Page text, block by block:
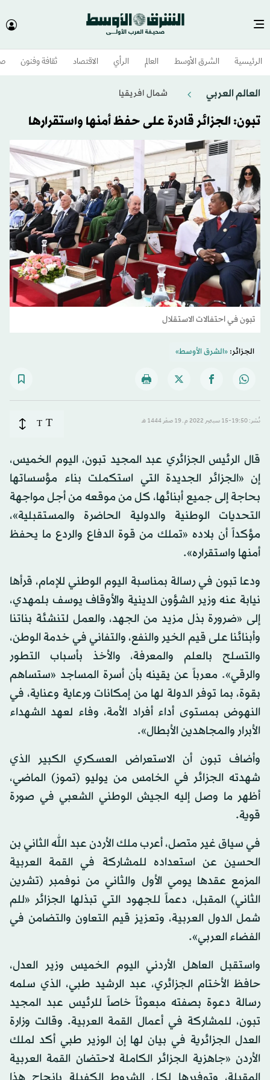
الرئيسية الشرق الأوسط​ العالم الرأي الاقتصاد ثقافة وفنون
العالم العربي شمال افريقيا
تبون: الجزائر قادرة على حفظ أمنها واستقرارها
تبون في احتفالات الاستقلال
الجزائر:«الشرق الأوسط»
نُشر: 19:50-15 سبتمبر 2022 م ـ 19 صفَر 1444 هـ T
T
قال الرئيس الجزائري عبد المجيد تبون، اليوم الخميس،
إن «الجزائر الجديدة التي استكملت بناء مؤسساتها
بحاجة إلى جميع أبنائها، كل من موقعه من أجل مواجهة
التحديات الوطنية والدولية الحاضرة والمستقبلية»،
مؤكداً أن بلاده «تملك من قوة الدفاع والردع ما يحفظ
أمنها واستقراره».
ودعا تبون في رسالة بمناسبة اليوم الوطني للإمام، قرأها
نيابة عنه وزير الشؤون الدينية والأوقاف يوسف بلمهدي،
إلى «ضرورة بذل مزيد من الجهد، والعمل لتنشئة بناتنا
وأبنائنا على قيم الخير والنفع، والتفاني في خدمة الوطن،
والتسلح بالعلم والمعرفة، والأخذ بأسباب التطور
والرقي». معرباً عن يقينه بأن أسرة المساجد «ستساهم
بقوة، بما توفر الدولة لها من إمكانات ورعاية وعناية، في
النهوض بمستوى أداء أفراد الأمة، وفاء لعهد الشهداء
الأبرار والمجاهدين الأبطال».
وأضاف تبون أن الاستعراض العسكري الكبير الذي
شهدته الجزائر في الخامس من يوليو (تموز) الماضي،
أظهر ما وصل إليه الجيش الوطني الشعبي في صورة
قوية.
في سياق غير متصل، أعرب ملك الأردن عبد الله الثاني بن
الحسين عن استعداده للمشاركة في القمة العربية
المزمع عقدها يومي الأول والثاني من نوفمبر (تشرين
الثاني) المقبل، دعماً للجهود التي تبذلها الجزائر «للم
شمل الدول العربية، وتعزيز قيم التعاون والتضامن في
الفضاء العربي».
واستقبل العاهل الأردني اليوم الخميس وزير العدل،
حافظ الأختام الجزائري، عبد الرشيد طبي، الذي سلمه
رسالة دعوة بصفته مبعوثاً خاصاً للرئيس عبد المجيد
تبون، للمشاركة في أعمال القمة العربية. وقالت وزارة
العدل الجزائرية في بيان لها إن الوزير طبي أكد لملك
الأردن «جاهزية الجزائر الكاملة لاحتضان القمة العربية